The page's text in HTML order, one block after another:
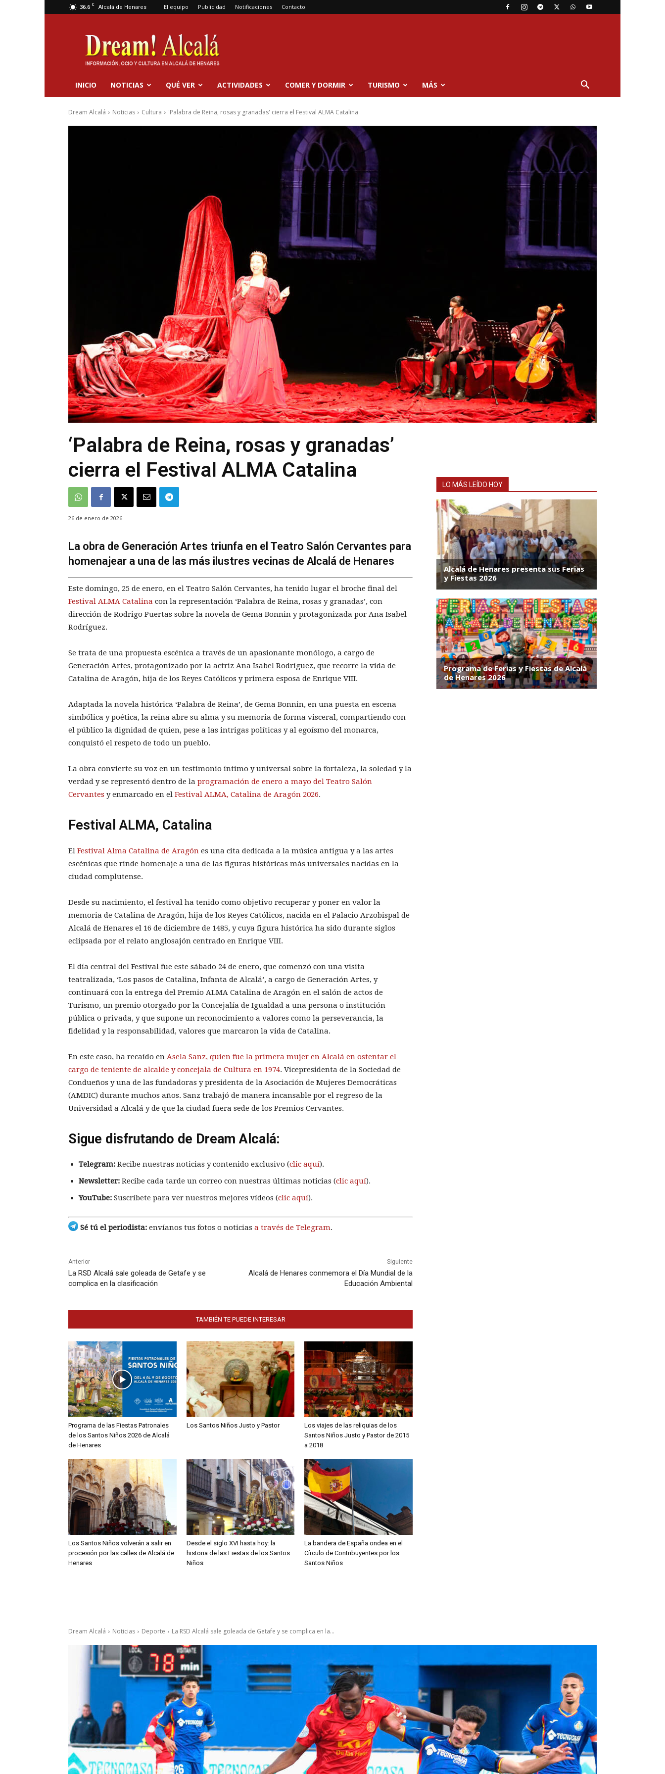
36.6 C Alcalá de Henares El equipo Publicidad Notificaciones Contacto
Dream
Alcalá
INICIO NOTICIAS QUÉ VER ACTIVIDADES COMER Y DORMIR TURISMO MÁS
Dream Alcalá Noticias Cultura 'Palabra de Reina, rosas y granadas' cierra el Festival ALMA Catalina
‘Palabra de Reina, rosas y granadas’
cierra el Festival ALMA Catalina
26 de enero de 2026
La obra de Generación Artes triunfa en el Teatro Salón Cervantes para
homenajear a una de las más ilustres vecinas de Alcalá de Henares
Este domingo, 25 de enero, en el Teatro Salón Cervantes, ha tenido lugar el broche final del
Festival ALMA Catalina con la representación ‘Palabra de Reina, rosas y granadas’, con
dirección de Rodrigo Puertas sobre la novela de Gema Bonnin y protagonizada por Ana Isabel
Rodríguez.
Se trata de una propuesta escénica a través de un apasionante monólogo, a cargo de
Generación Artes, protagonizado por la actriz Ana Isabel Rodríguez, que recorre la vida de
Catalina de Aragón, hija de los Reyes Católicos y primera esposa de Enrique VIII.
Adaptada la novela histórica ‘Palabra de Reina’, de Gema Bonnin, en una puesta en escena
simbólica y poética, la reina abre su alma y su memoria de forma visceral, compartiendo con
el público la dignidad de quien, pese a las intrigas políticas y al egoísmo del monarca,
conquistó el respeto de todo un pueblo.
La obra convierte su voz en un testimonio íntimo y universal sobre la fortaleza, la soledad y la
verdad y se representó dentro de la programación de enero a mayo del Teatro Salón
Cervantes y enmarcado en el Festival ALMA, Catalina de Aragón 2026.
Festival ALMA, Catalina
El Festival Alma Catalina de Aragón es una cita dedicada a la música antigua y a las artes
escénicas que rinde homenaje a una de las figuras históricas más universales nacidas en la
ciudad complutense.
Desde su nacimiento, el festival ha tenido como objetivo recuperar y poner en valor la
memoria de Catalina de Aragón, hija de los Reyes Católicos, nacida en el Palacio Arzobispal de
Alcalá de Henares el 16 de diciembre de 1485, y cuya figura histórica ha sido durante siglos
eclipsada por el relato anglosajón centrado en Enrique VIII.
El día central del Festival fue este sábado 24 de enero, que comenzó con una visita
teatralizada, ‘Los pasos de Catalina, Infanta de Alcalá’, a cargo de Generación Artes, y
continuará con la entrega del Premio ALMA Catalina de Aragón en el salón de actos de
Turismo, un premio otorgado por la Concejalía de Igualdad a una persona o institución
pública o privada, y que supone un reconocimiento a valores como la perseverancia, la
fidelidad y la responsabilidad, valores que marcaron la vida de Catalina.
En este caso, ha recaído en Asela Sanz, quien fue la primera mujer en Alcalá en ostentar el
cargo de teniente de alcalde y concejala de Cultura en 1974. Vicepresidenta de la Sociedad de
Condueños y una de las fundadoras y presidenta de la Asociación de Mujeres Democráticas
(AMDIC) durante muchos años. Sanz trabajó de manera incansable por el regreso de la
Universidad a Alcalá y de que la ciudad fuera sede de los Premios Cervantes.
Sigue disfrutando de Dream Alcalá:
Telegram: Recibe nuestras noticias y contenido exclusivo (clic aquí).
Newsletter: Recibe cada tarde un correo con nuestras últimas noticias (clic aquí).
YouTube: Suscríbete para ver nuestros mejores vídeos (clic aquí).
Sé tú el periodista: envíanos tus fotos o noticias a través de Telegram.
Anterior
La RSD Alcalá sale goleada de Getafe y se
complica en la clasificación
Siguiente
Alcalá de Henares conmemora el Día Mundial de la
Educación Ambiental
TAMBIÉN TE PUEDE INTERESAR
Programa de las Fiestas Patronales
de los Santos Niños 2026 de Alcalá
de Henares
Los Santos Niños Justo y Pastor
Los viajes de las reliquias de los
Santos Niños Justo y Pastor de 2015
a 2018
Los Santos Niños volverán a salir en
procesión por las calles de Alcalá de
Henares
Desde el siglo XVI hasta hoy: la
historia de las Fiestas de los Santos
Niños
La bandera de España ondea en el
Círculo de Contribuyentes por los
Santos Niños
LO MÁS LEÍDO HOY